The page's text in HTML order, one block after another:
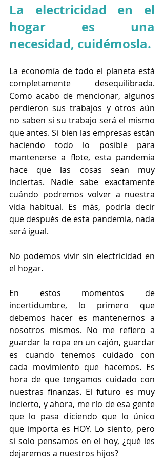
La electricidad en el
hogar es una
necesidad, cuidémosla.
La economía de todo el planeta está
completamente desequilibrada.
Como acabo de mencionar, algunos
perdieron sus trabajos y otros aún
no saben si su trabajo será el mismo
que antes. Si bien las empresas están
haciendo todo lo posible para
mantenerse a flote, esta pandemia
hace que las cosas sean muy
inciertas. Nadie sabe exactamente
cuándo podremos volver a nuestra
vida habitual. Es más, podría decir
que después de esta pandemia, nada
será igual.
No podemos vivir sin electricidad en
el hogar.
En estos momentos de
incertidumbre, lo primero que
debemos hacer es mantenernos a
nosotros mismos. No me refiero a
guardar la ropa en un cajón, guardar
es cuando tenemos cuidado con
cada movimiento que hacemos. Es
hora de que tengamos cuidado con
nuestras finanzas. El futuro es muy
incierto, y ahora, me río de esa gente
que lo pasa diciendo que lo único
que importa es HOY. Lo siento, pero
si solo pensamos en el hoy, ¿qué les
dejaremos a nuestros hijos?